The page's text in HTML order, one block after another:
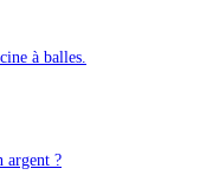
à balles.
argent ?